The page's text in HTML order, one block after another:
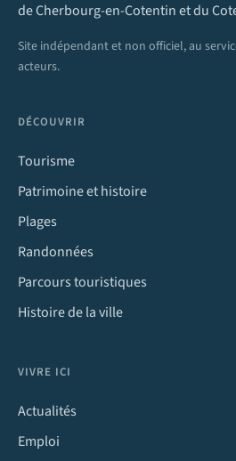
de Cherbourg-en-Cotentin et du
Site indépendant et non officiel, au
acteurs.
DÉCOUVRIR
Tourisme
Patrimoine et histoire
Plages
Randonnées
Parcours touristiques
Histoire de la ville
VIVRE ICI
Actualités
Emploi